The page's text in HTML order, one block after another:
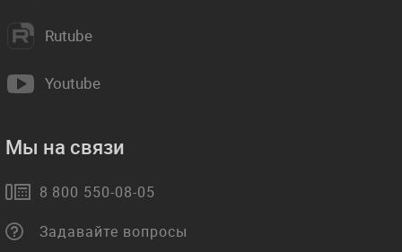
Rutube
Youtube
Мы на связи
8 800 550-08-05
Задавайте вопросы